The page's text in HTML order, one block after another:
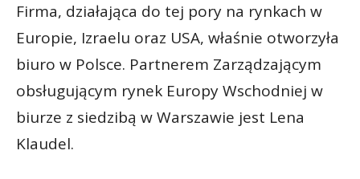
Firma, działająca do tej pory na rynkach w
Europie, Izraelu oraz USA, właśnie otworzyła
biuro w Polsce. Partnerem Zarządzającym
obsługującym rynek Europy Wschodniej w
biurze z siedzibą w Warszawie jest Lena
Klaudel.